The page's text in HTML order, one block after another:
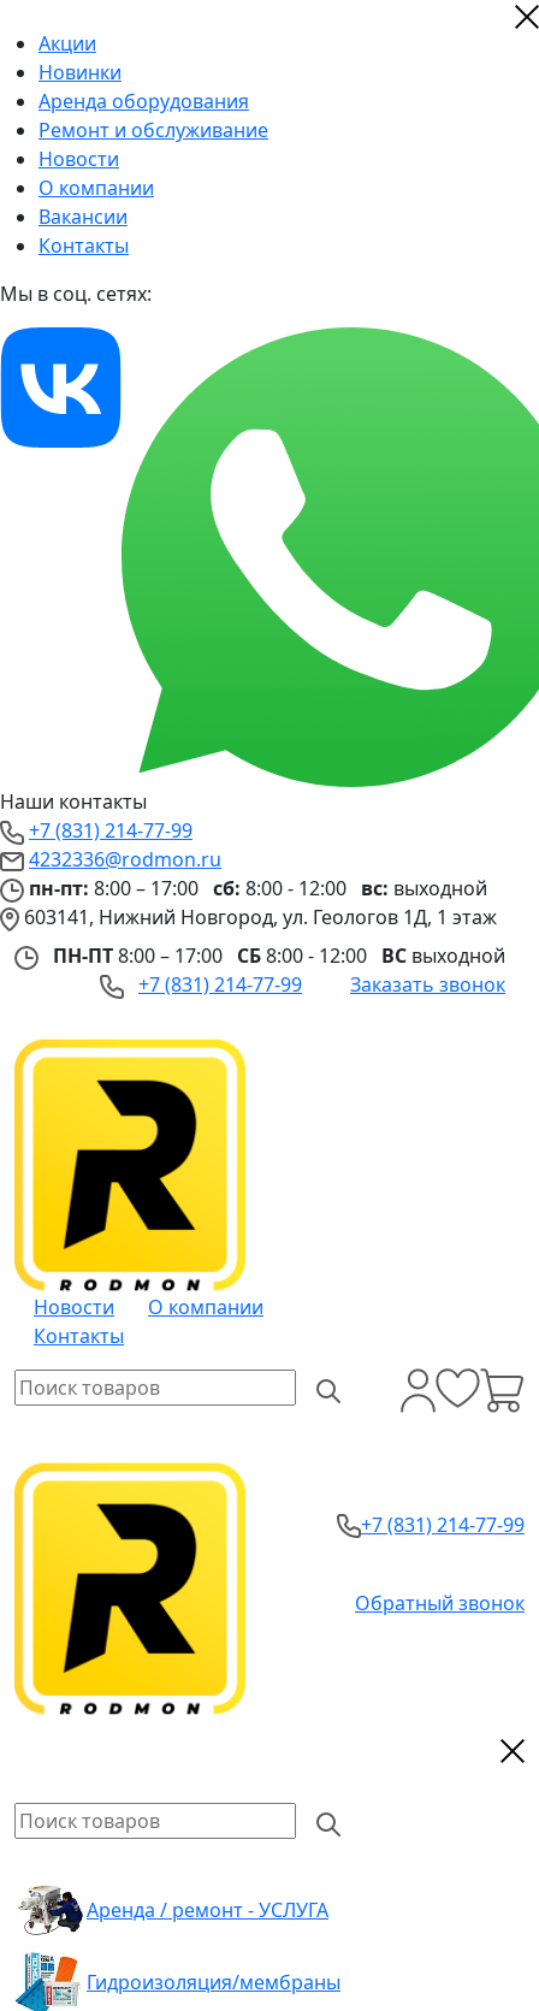
Акции
Новинки
Аренда оборудования
Ремонт и обслуживание
Новости
О компании
Вакансии
Контакты
Мы в соц. сетях:
Наши контакты
+7 (831) 214-77-99
4232336@rodmon.ru
пн-пт: 8:00 – 17:00 сб: 8:00 - 12:00 вс: выходной
603141, Нижний Новгород, ул. Геологов 1Д, 1 этаж
ПН-ПТ8:00 – 17:00 СБ8:00 - 12:00 ВС выходной
+7 (831) 214-77-99
Заказать звонок
Новости
О компании
Контакты
+7 (831) 214-77-99
Обратный звонок
Аренда / ремонт - УСЛУГА
Гидроизоляция/мембраны